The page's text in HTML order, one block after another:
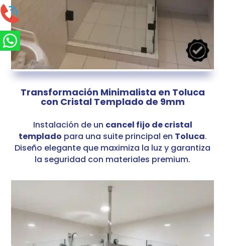
Transformación Minimalista en Toluca
con Cristal Templado de 9mm
Instalación de un cancel fijo de cristal
templado para una suite principal en Toluca.
Diseño elegante que maximiza la luz y garantiza
la seguridad con materiales premium.